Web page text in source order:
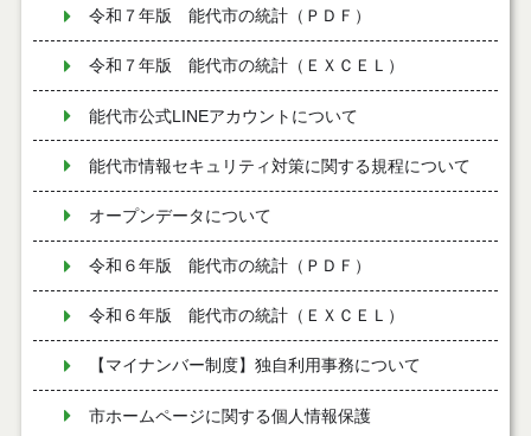
令和７年版 能代市の統計（ＰＤＦ）
令和７年版 能代市の統計（ＥＸＣＥＬ）
能代市公式LINEアカウントについて
能代市情報セキュリティ対策に関する規程について
オープンデータについて
令和６年版 能代市の統計（ＰＤＦ）
令和６年版 能代市の統計（ＥＸＣＥＬ）
【マイナンバー制度】独自利用事務について
市ホームページに関する個人情報保護